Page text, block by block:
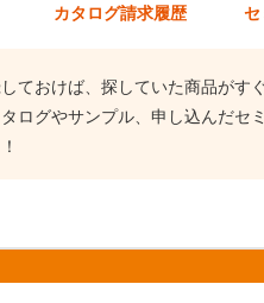
カタログ請求履歴 セ
ておけば、探していた商品がす
ログやサンプル、申し込んだセ